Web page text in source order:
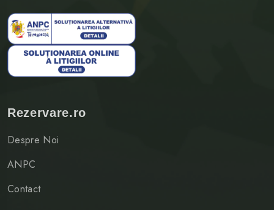
Rezervare.ro
Despre Noi
ANPC
Contact